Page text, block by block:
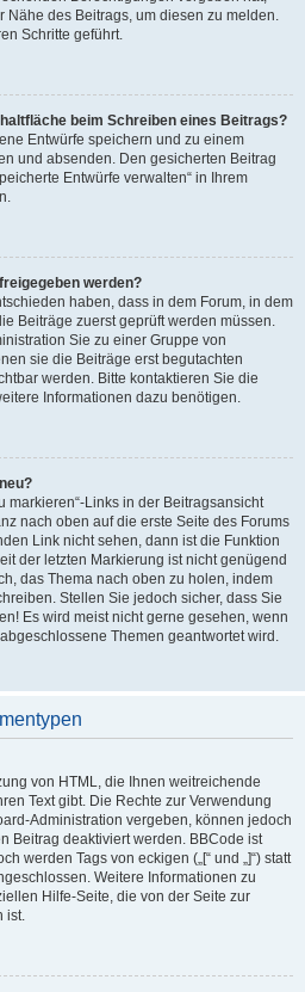
Nähe des Beitrags, um diesen zu melden.
Schritte geführt.
beim Schreiben eines Beitrags?
Entwürfe speichern und zu einem
und absenden. Den gesicherten Beitrag
Entwürfe verwalten“ in Ihrem
werden?
haben, dass in dem Forum, in dem
Beiträge zuerst geprüft werden müssen.
Sie zu einer Gruppe von
sie die Beiträge erst begutachten
werden. Bitte kontaktieren Sie die
Informationen dazu benötigen.
markieren“-Links in der Beitragsansicht
nach oben auf die erste Seite des Forums
Link nicht sehen, dann ist die Funktion
der letzten Markierung ist nicht genügend
das Thema nach oben zu holen, indem
Stellen Sie jedoch sicher, dass Sie
Es wird meist nicht gerne gesehen, wenn
Themen geantwortet wird.
von HTML, die Ihnen weitreichende
Text gibt. Die Rechte zur Verwendung
Administration vergeben, können jedoch
Beitrag deaktiviert werden. BBCode ist
werden Tags von eckigen („[“ und „]“) statt
Weitere Informationen zu
Hilfe-Seite, die von der Seite zur
ist.